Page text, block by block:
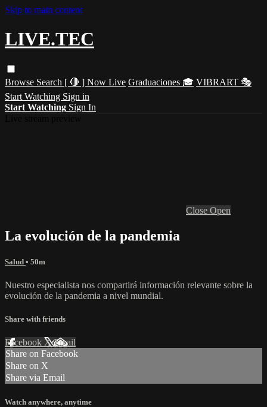
Skip to main content
LIVE.TEC
Browse Search [ 🔴 ] Now Live Graduaciones 🎓 VIBRART 🎭
Start Watching Sign in
Start Watching Sign In
Close Open
La evolución de la pandemia
Salud • 50m
Nuestro especialista nos compartirá información relevante sobre la
evolución de la pandemia a nivel mundial.
Share with friends
Facebook XEmail
Share on Facebook
Share on X
Share via Email
Watch anywhere, anytime